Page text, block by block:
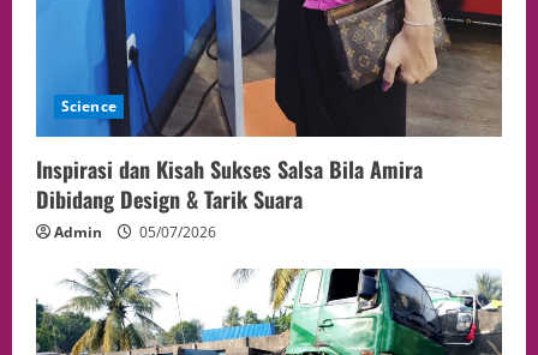
Science
Inspirasi dan Kisah Sukses Salsa Bila Amira
Dibidang Design & Tarik Suara
Admin 05/07/2026